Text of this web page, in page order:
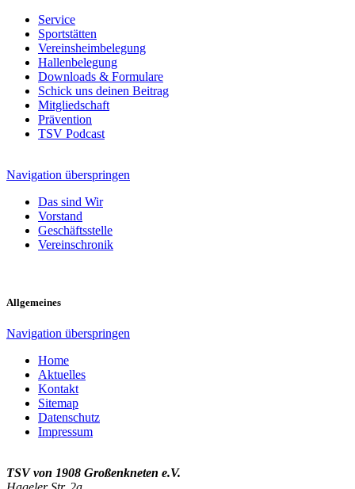
Service
Sportstätten
Vereinsheimbelegung
Hallenbelegung
Downloads & Formulare
Schick uns deinen Beitrag
Mitgliedschaft
Prävention
TSV Podcast
Navigation überspringen
Das sind Wir
Vorstand
Geschäftsstelle
Vereinschronik
Allgemeines
Navigation überspringen
Home
Aktuelles
Kontakt
Sitemap
Datenschutz
Impressum
TSV von 1908 Großenkneten e.V.